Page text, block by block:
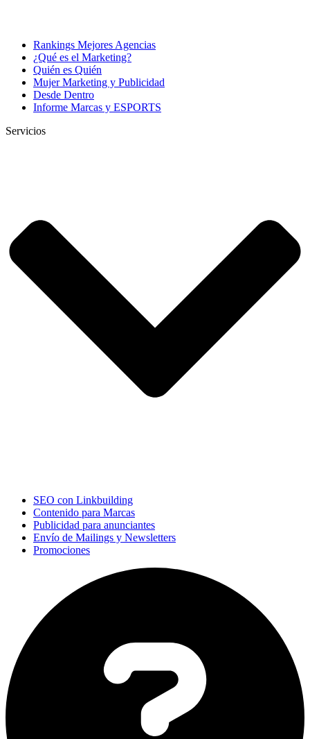
Rankings Mejores Agencias
¿Qué es el Marketing?
Quién es Quién
Mujer Marketing y Publicidad
Desde Dentro
Informe Marcas y ESPORTS
Servicios
SEO con Linkbuilding
Contenido para Marcas
Publicidad para anunciantes
Envío de Mailings y Newsletters
Promociones